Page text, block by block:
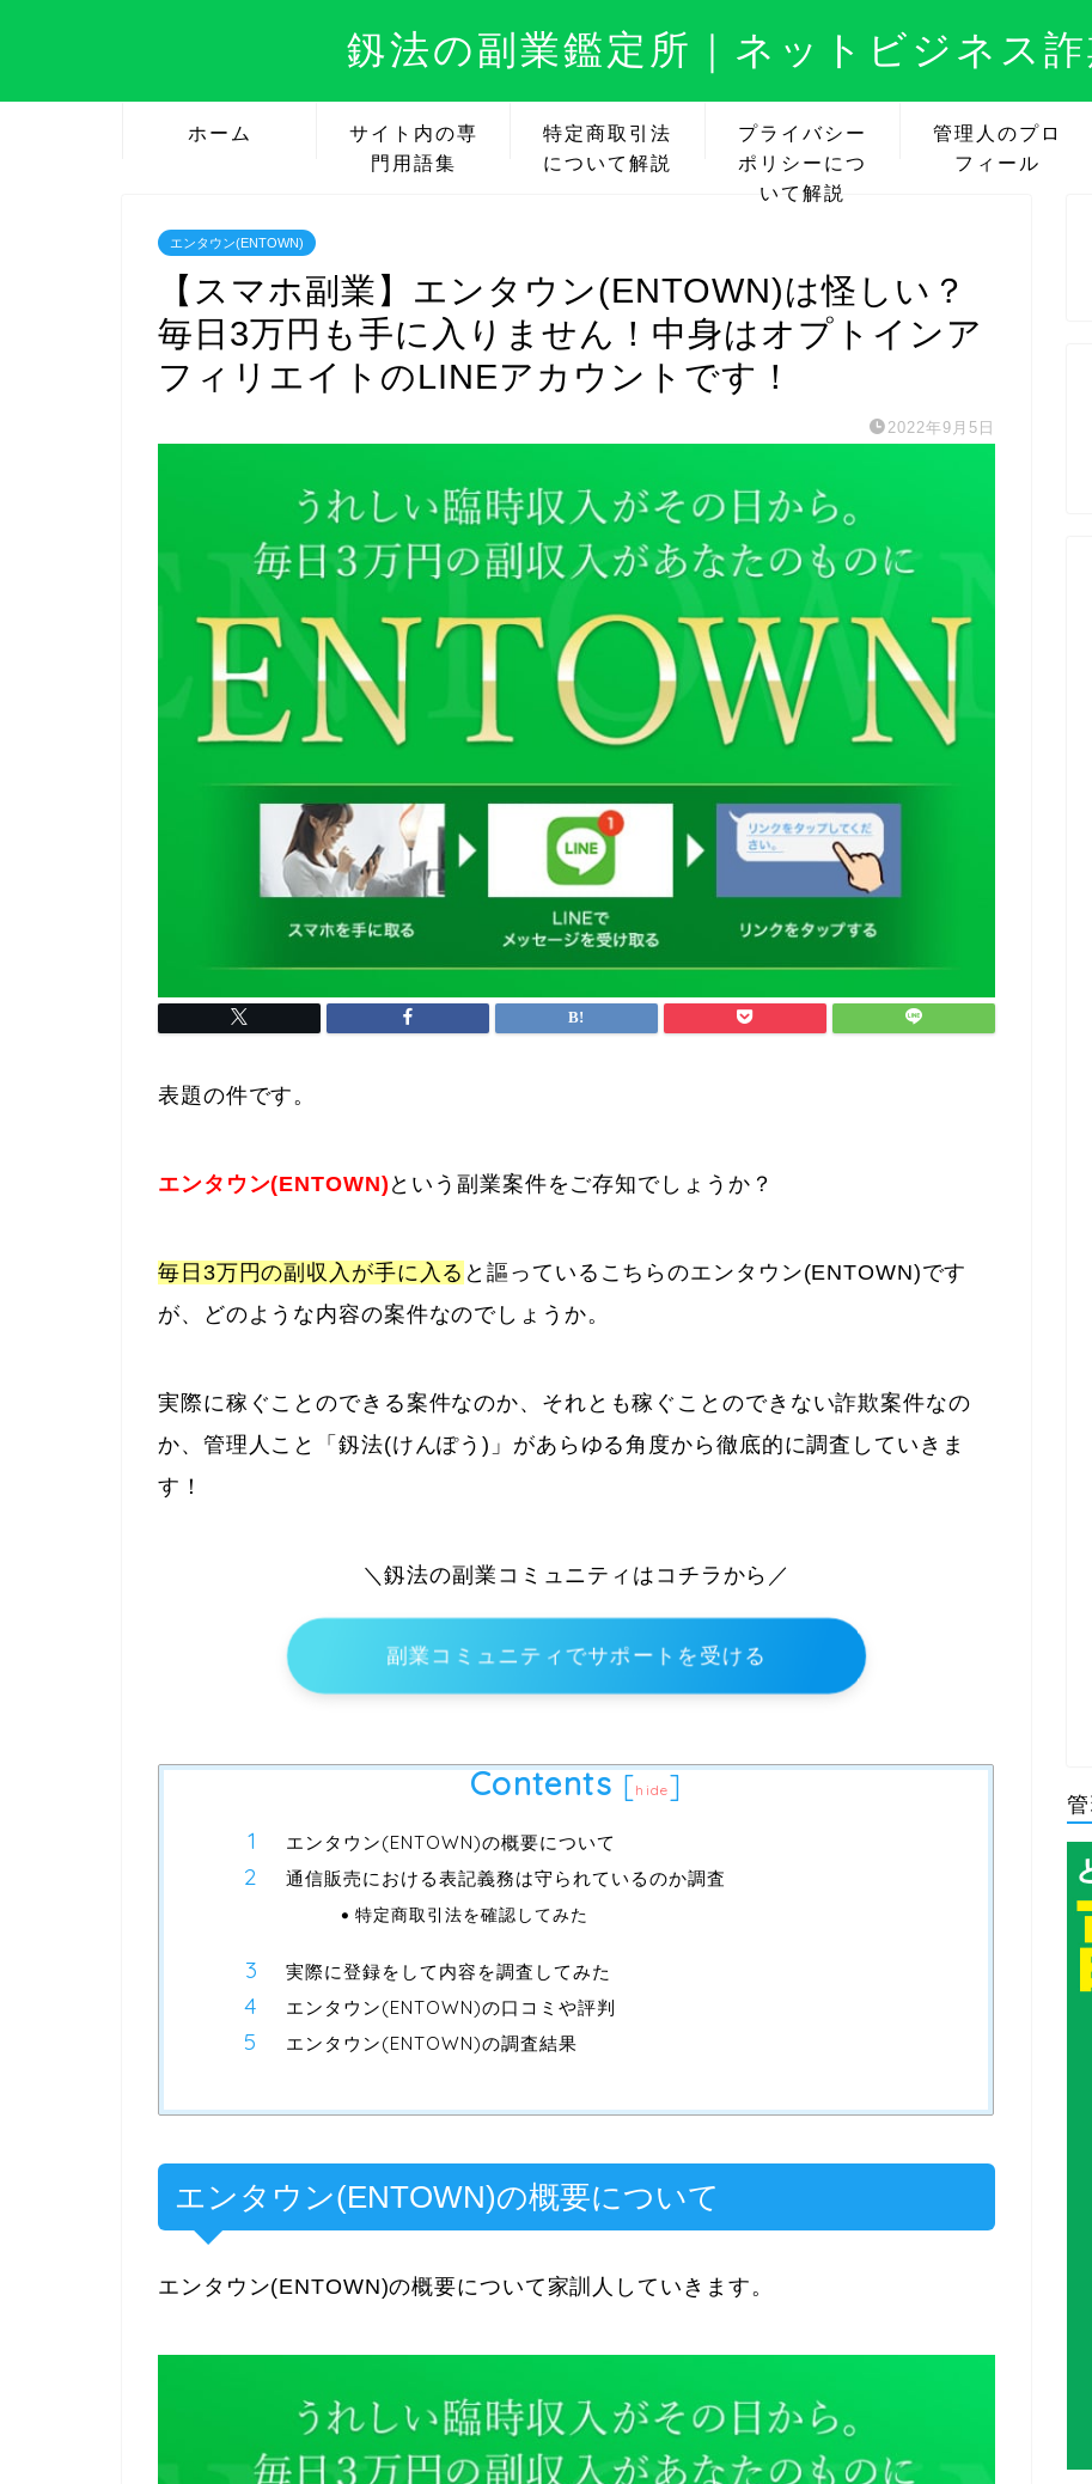
釼法の副業鑑定所｜ネットビジネス詐
ホーム
サイト内の専
門用語集
特定商取引法
について解説
プライバシー
ポリシーにつ
いて解説
管理人のプロ
フィール
エンタウン(ENTOWN)
【スマホ副業】エンタウン(ENTOWN)は怪しい？
毎日3万円も手に入りません！中身はオプトインア
フィリエイトのLINEアカウントです！
2022年9月5日
表題の件です。
エンタウン(ENTOWN) という副業案件をご存知でしょうか？
毎日3万円の副収入が手に入る と謳っているこちらのエンタウン(ENTOWN)です
が、どのような内容の案件なのでしょうか。
実際に稼ぐことのできる案件なのか、それとも稼ぐことのできない詐欺案件なの
か、管理人こと「釼法(けんぽう)」があらゆる角度から徹底的に調査していきま
す！
＼釼法の副業コミュニティはコチラから／
副業コミュニティでサポートを受ける
Contents [hide]
エンタウン(ENTOWN)の概要について
通信販売における表記義務は守られているのか調査
特定商取引法を確認してみた
実際に登録をして内容を調査してみた
エンタウン(ENTOWN)の口コミや評判
エンタウン(ENTOWN)の調査結果
エンタウン(ENTOWN)の概要について
エンタウン(ENTOWN)の概要について家訓人していきます。